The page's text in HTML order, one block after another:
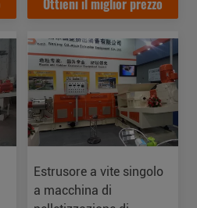
Masterbatch di colore
Ottieni il miglior prezzo
Estrusore a vite singolo
a macchina di